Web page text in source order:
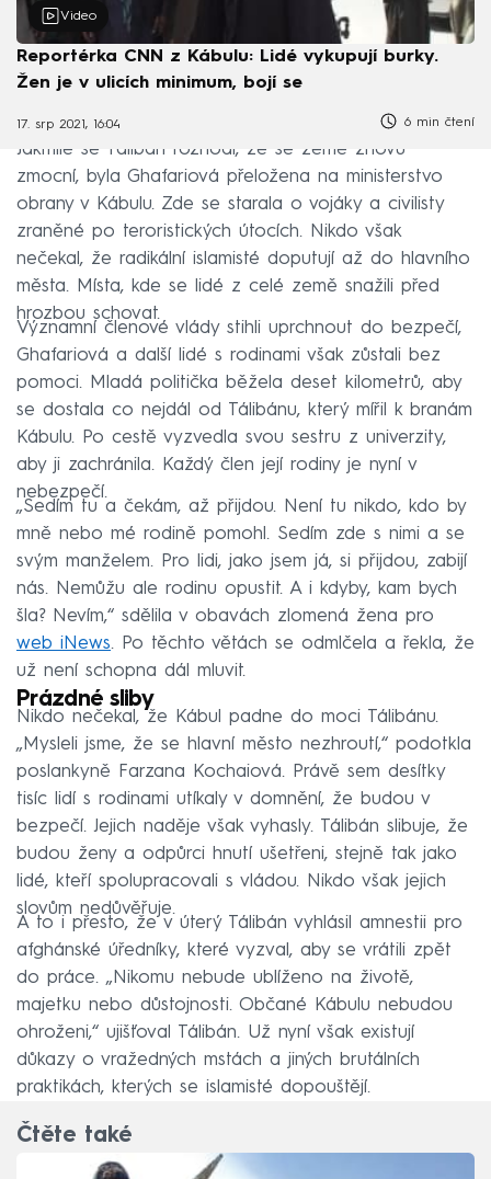
Video
Reportérka CNN z Kábulu: Lidé vykupují burky.
Žen je v ulicích minimum, bojí se
17. srp 2021, 16:04 6 min čtení
Jakmile se Tálibán rozhodl, že se země znovu
zmocní, byla Ghafariová přeložena na ministerstvo
obrany v Kábulu. Zde se starala o vojáky a civilisty
zraněné po teroristických útocích. Nikdo však
nečekal, že radikální islamisté doputují až do hlavního
města. Místa, kde se lidé z celé země snažili před
hrozbou schovat.
Významní členové vlády stihli uprchnout do bezpečí,
Ghafariová a další lidé s rodinami však zůstali bez
pomoci. Mladá politička běžela deset kilometrů, aby
se dostala co nejdál od Tálibánu, který mířil k branám
Kábulu. Po cestě vyzvedla svou sestru z univerzity,
aby ji zachránila. Každý člen její rodiny je nyní v
nebezpečí.
„Sedím tu a čekám, až přijdou. Není tu nikdo, kdo by
mně nebo mé rodině pomohl. Sedím zde s nimi a se
svým manželem. Pro lidi, jako jsem já, si přijdou, zabijí
nás. Nemůžu ale rodinu opustit. A i kdyby, kam bych
šla? Nevím,“ sdělila v obavách zlomená žena pro
web iNews. Po těchto větách se odmlčela a řekla, že
už není schopna dál mluvit.
Prázdné sliby
Nikdo nečekal, že Kábul padne do moci Tálibánu.
„Mysleli jsme, že se hlavní město nezhroutí,“ podotkla
poslankyně Farzana Kochaiová. Právě sem desítky
tisíc lidí s rodinami utíkaly v domnění, že budou v
bezpečí. Jejich naděje však vyhasly. Tálibán slibuje, že
budou ženy a odpůrci hnutí ušetřeni, stejně tak jako
lidé, kteří spolupracovali s vládou. Nikdo však jejich
slovům nedůvěřuje.
A to i přesto, že v úterý Tálibán vyhlásil amnestii pro
afghánské úředníky, které vyzval, aby se vrátili zpět
do práce. „Nikomu nebude ublíženo na životě,
majetku nebo důstojnosti. Občané Kábulu nebudou
ohroženi,“ ujišťoval Tálibán. Už nyní však existují
důkazy o vražedných mstách a jiných brutálních
praktikách, kterých se islamisté dopouštějí.
Čtěte také